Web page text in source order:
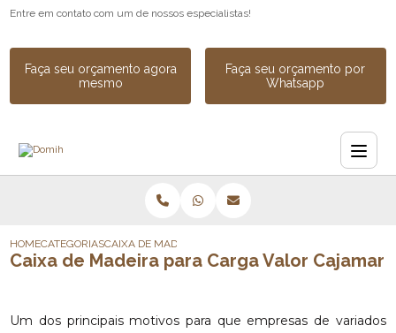
Entre em contato com um de nossos especialistas!
Faça seu orçamento agora
mesmo
Faça seu orçamento por
Whatsapp
HOMECATEGORIASCAIXA DE MADEIRA_CAIXA DE MADEIRA PARA
Caixa de Madeira para Carga Valor Cajamar
Um dos principais motivos para que empresas de variados